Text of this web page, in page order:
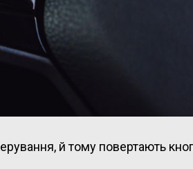
й тому повертають